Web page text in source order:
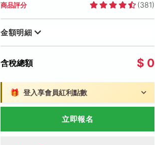
商品評分 (381)
金額明細
含稅總額 $ 0
🎁 登入享會員紅利點數
立即報名